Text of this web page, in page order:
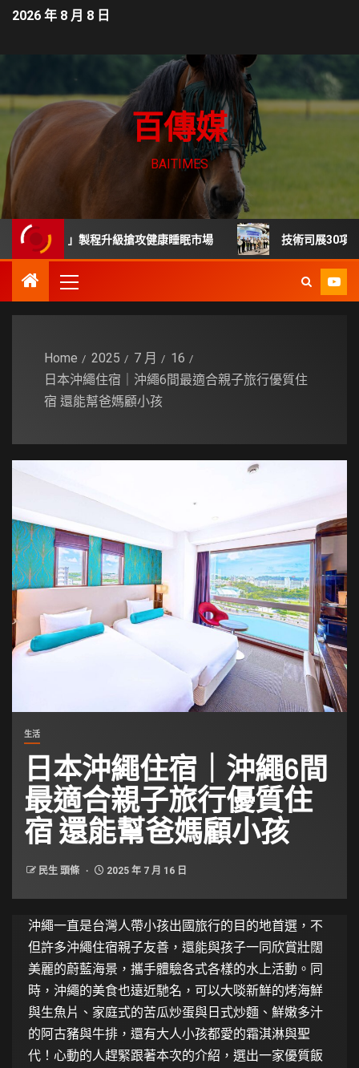
2026 年 8 月 8 日
百傳媒
BAITIMES
」製程升級搶攻健康睡眠市場 技術司展30項高齡科技
Home 2025 7 月
16
日本沖繩住宿｜沖繩6間最適合親子旅行優質住
宿 還能幫爸媽顧小孩
生活
日本沖繩住宿｜沖繩6間
最適合親子旅行優質住
宿 還能幫爸媽顧小孩
民生 頭條 2025 年 7 月 16 日
沖繩一直是台灣人帶小孩出國旅行的目的地首選，不
但許多沖繩住宿親子友善，還能與孩子一同欣賞壯闊
美麗的蔚藍海景，攜手體驗各式各樣的水上活動。同
時，沖繩的美食也遠近馳名，可以大啖新鮮的烤海鮮
與生魚片、家庭式的苦瓜炒蛋與日式炒麵、鮮嫩多汁
的阿古豬與牛排，還有大人小孩都愛的霜淇淋與聖
代！心動的人趕緊跟著本次的介紹，選出一家優質飯